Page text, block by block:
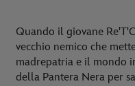
Quando il giovane
vecchio nemico che
madrepatria e il mondo
della Pantera Nera per